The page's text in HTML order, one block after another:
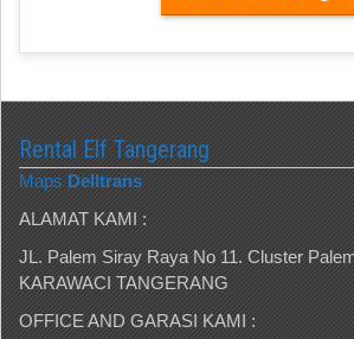
Rental Elf Tangerang
Maps Delltrans
ALAMAT KAMI :
JL. Palem Siray Raya No 11. Cluster
KARAWACI TANGERANG
OFFICE AND GARASI KAMI :